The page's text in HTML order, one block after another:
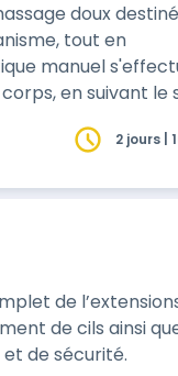
doux
tout en
manuel
en suivant le
bois de
2 jours |
de
de cils ainsi
de sécurité.